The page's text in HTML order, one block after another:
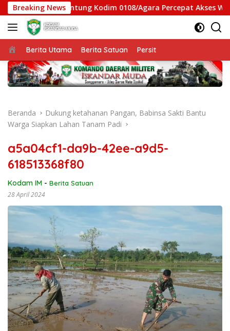
Langsung
ke
konten
Breaking News
Gantung Kodim 0108/Agara Percepat Akses Warga
Beranda
Berita Utama Berita Satuan Persit
Beranda
Dukung ketahanan Pangan, Babinsa Sakti Bantu
Warga Siapkan Lahan Tanam Padi
a5a04cf1-da9b-42ee-a9d5-
618513368f80
Kodam IM - Berita Satuan
28 April 2024